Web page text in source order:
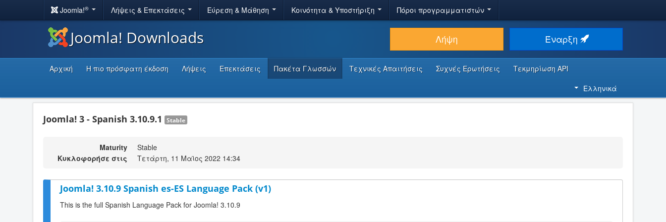
Joomla!® Λήψεις & Επεκτάσεις Εύρεση & Μάθηση Κοινότητα & Υποστήριξη Πόροι προγραμματιστών
Joomla! Downloads Λήψη Έναρξη
Αρχική Η πιο πρόσφατη έκδοση Λήψεις Επεκτάσεις Πακέτα Γλωσσών Τεχνικές Απαιτήσεις Συχνές Ερωτήσεις
Τεκμηρίωση API
Ελληνικά
Joomla! 3 - Spanish 3.10.9.1 Stable
Maturity
Stable
Κυκλοφορήσε στις
Τετάρτη, 11 Μαϊος 2022 14:34
Joomla! 3.10.9 Spanish es-ES Language Pack (v1)
This is the full Spanish Language Pack for Joomla! 3.10.9